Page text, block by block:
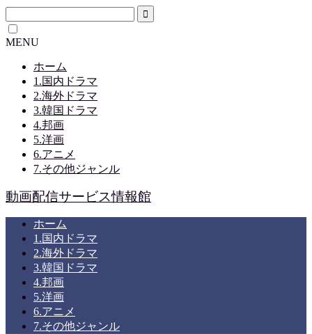
MENU
ホーム
1.国内ドラマ
2.海外ドラマ
3.韓国ドラマ
4.邦画
5.洋画
6.アニメ
7.その他ジャンル
動画配信サービス情報館
ホーム
1.国内ドラマ
2.海外ドラマ
3.韓国ドラマ
4.邦画
5.洋画
6.アニメ
7.その他ジャンル